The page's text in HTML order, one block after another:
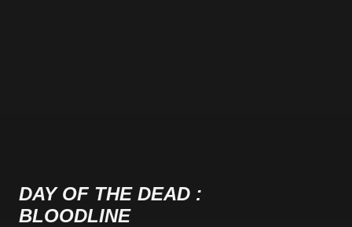
DAY OF THE DEAD :
BLOODLINE